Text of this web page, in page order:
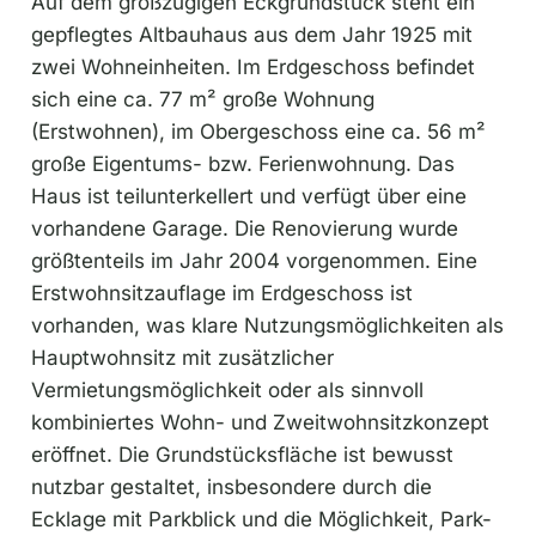
gepflegtes Altbauhaus aus dem Jahr 1925 mit
zwei Wohneinheiten. Im Erdgeschoss befindet
sich eine ca. 77 m² große Wohnung
(Erstwohnen), im Obergeschoss eine ca. 56 m²
große Eigentums- bzw. Ferienwohnung. Das
Haus ist teilunterkellert und verfügt über eine
vorhandene Garage. Die Renovierung wurde
größtenteils im Jahr 2004 vorgenommen. Eine
Erstwohnsitzauflage im Erdgeschoss ist
vorhanden, was klare Nutzungsmöglichkeiten als
Hauptwohnsitz mit zusätzlicher
Vermietungsmöglichkeit oder als sinnvoll
kombiniertes Wohn- und Zweitwohnsitzkonzept
eröffnet. Die Grundstücksfläche ist bewusst
nutzbar gestaltet, insbesondere durch die
Ecklage mit Parkblick und die Möglichkeit, Park-